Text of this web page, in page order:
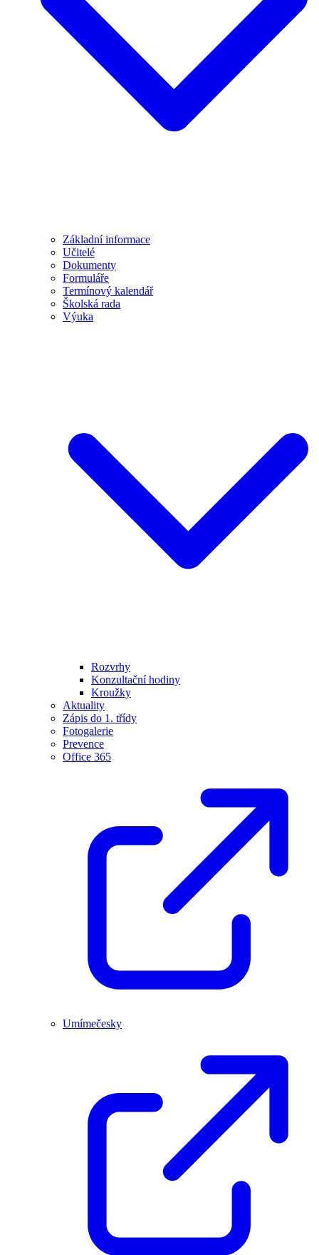
Základní informace
Učitelé
Dokumenty
Formuláře
Termínový kalendář
Školská rada
Výuka
Rozvrhy
Konzultační hodiny
Kroužky
Aktuality
Zápis do 1. třídy
Fotogalerie
Prevence
Office 365
Umímečesky